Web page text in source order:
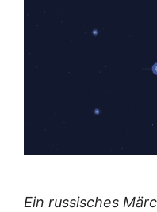
Ein rus­si­sches